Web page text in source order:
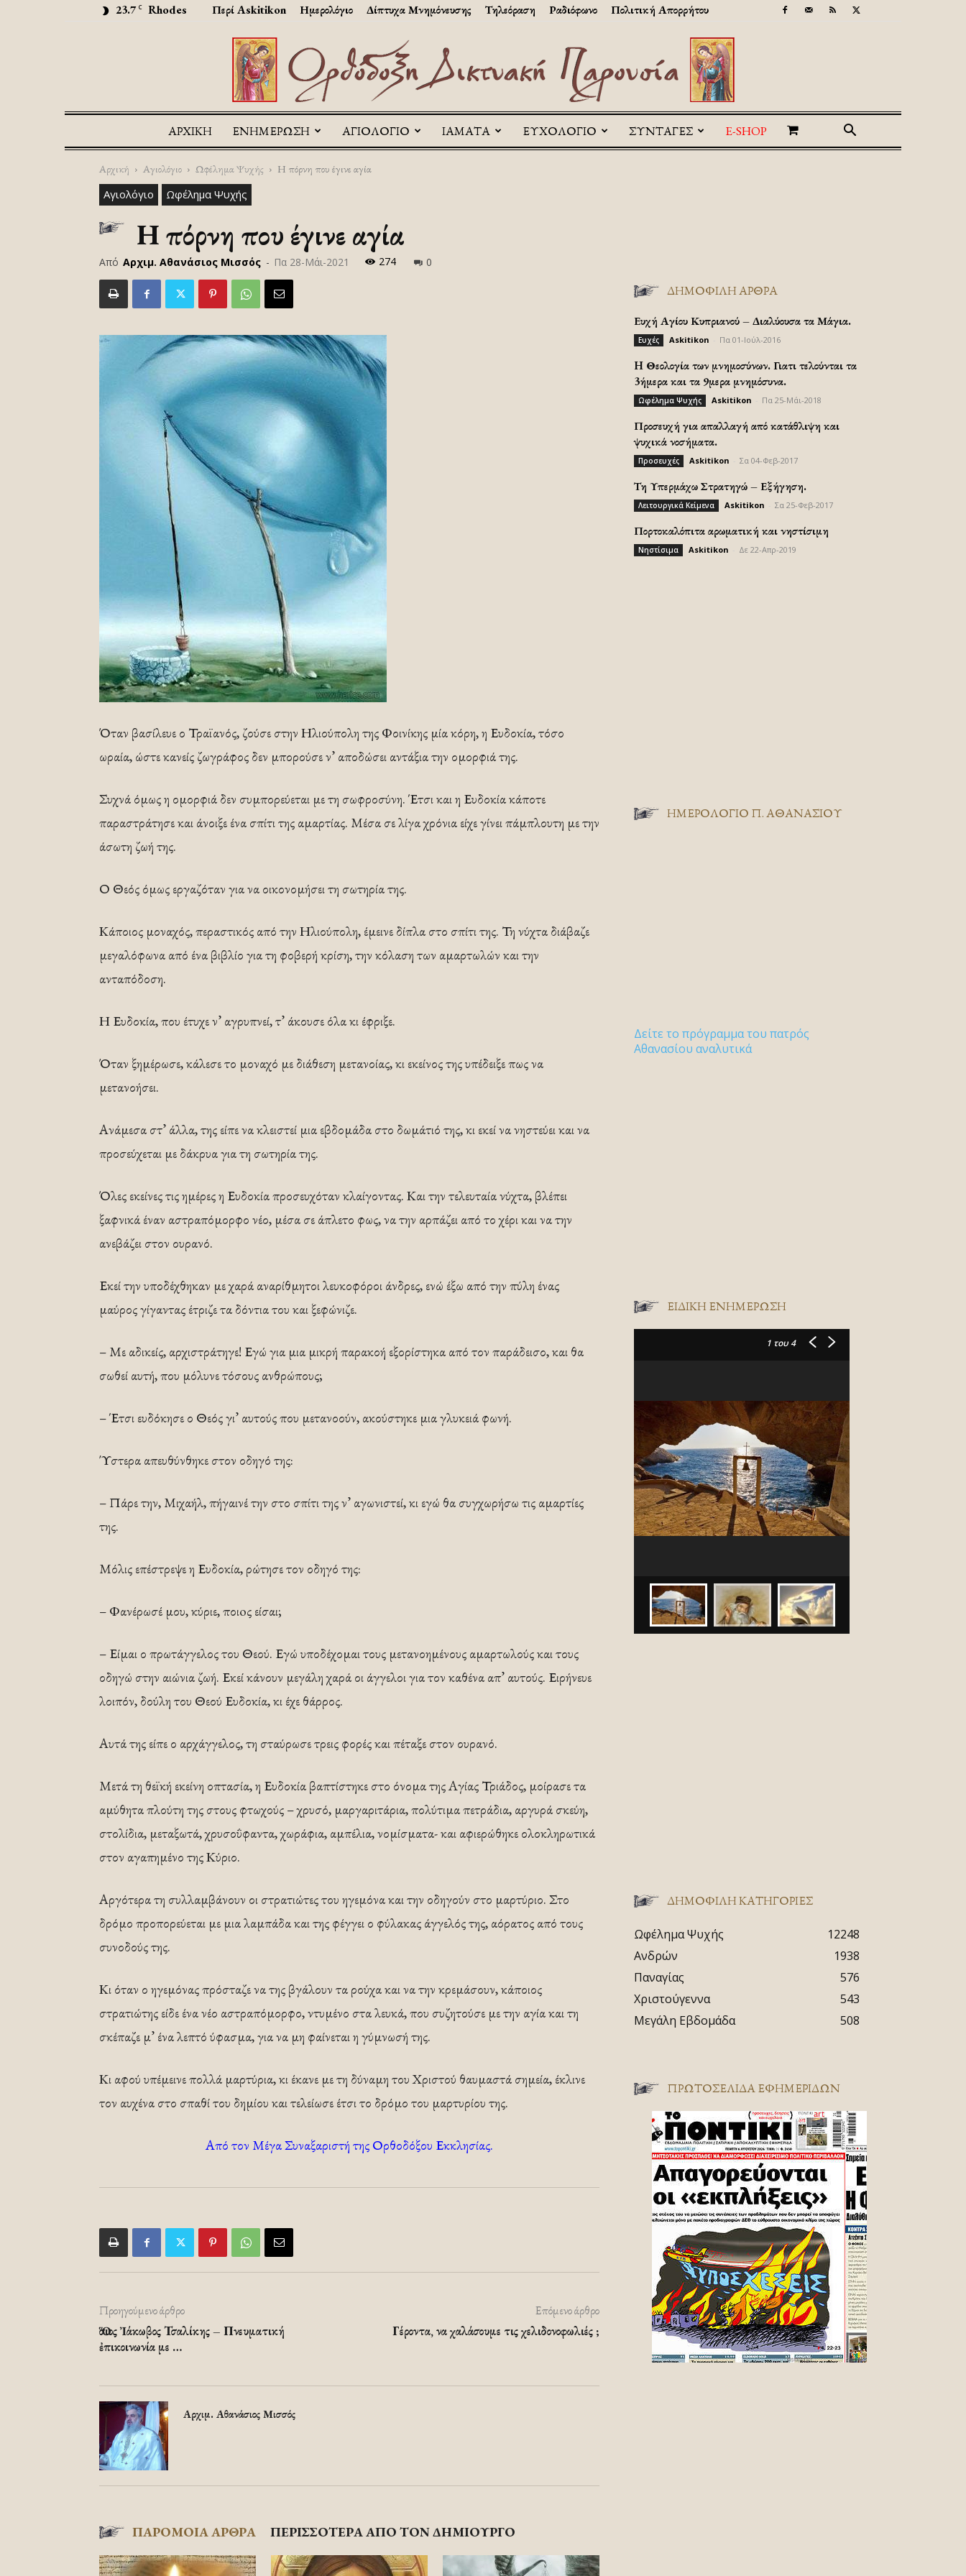
23.7 C Rhodes Περί Askitikon Ημερολόγιο Δίπτυχα Μνημόνευσης Τηλεόραση Ραδιόφωνο Πολιτική Απορρήτου
Askitikon
ΑΡΧΙΚΉ ΕΝΗΜΕΡΩΣΗ ΑΓΙΟΛΟΓΙΟ ΙΑΜΑΤΑ ΕΥΧΟΛΟΓΙΟ ΣΥΝΤΑΓΕΣ E-SHOP
Αρχική Αγιολόγιο Ωφέλημα Ψυχής Η πόρνη που έγινε αγία
Αγιολόγιο Ωφέλημα Ψυχής
Η πόρνη που έγινε αγία
Από Αρχιμ. Αθανάσιος Μισσός - Πα 28-Μάι-2021 274 0
Όταν βασίλευε ο Τραϊανός, ζούσε στην Ηλιούπολη της Φοινίκης μία κόρη, η Ευδοκία, τόσο
ωραία, ώστε κανείς ζωγράφος δεν μπορούσε ν’ αποδώσει αντάξια την ομορφιά της.
Συχνά όμως η ομορφιά δεν συμπορεύεται με τη σωφροσύνη. Έτσι και η Ευδοκία κάποτε
παραστράτησε και άνοιξε ένα σπίτι της αμαρτίας. Μέσα σε λίγα χρόνια είχε γίνει πάμπλουτη με την
άσωτη ζωή της.
Ο Θεός όμως εργαζόταν για να οικονομήσει τη σωτηρία της.
Κάποιος μοναχός, περαστικός από την Ηλιούπολη, έμεινε δίπλα στο σπίτι της. Τη νύχτα διάβαζε
μεγαλόφωνα από ένα βιβλίο για τη φοβερή κρίση, την κόλαση των αμαρτωλών και την
ανταπόδοση.
Η Ευδοκία, που έτυχε ν’ αγρυπνεί, τ’ άκουσε όλα κι έφριξε.
Όταν ξημέρωσε, κάλεσε το μοναχό με διάθεση μετανοίας, κι εκείνος της υπέδειξε πως να
μετανοήσει.
Ανάμεσα στ’ άλλα, της είπε να κλειστεί μια εβδομάδα στο δωμάτιό της, κι εκεί να νηστεύει και να
προσεύχεται με δάκρυα για τη σωτηρία της.
Όλες εκείνες τις ημέρες η Ευδοκία προσευχόταν κλαίγοντας. Και την τελευταία νύχτα, βλέπει
ξαφνικά έναν αστραπόμορφο νέο, μέσα σε άπλετο φως, να την αρπάζει από το χέρι και να την
ανεβάζει στον ουρανό.
Εκεί την υποδέχθηκαν με χαρά αναρίθμητοι λευκοφόροι άνδρες, ενώ έξω από την πύλη ένας
μαύρος γίγαντας έτριζε τα δόντια του και ξεφώνιζε.
– Με αδικείς, αρχιστράτηγε! Εγώ για μια μικρή παρακοή εξορίστηκα από τον παράδεισο, και θα
σωθεί αυτή, που μόλυνε τόσους ανθρώπους;
– Έτσι ευδόκησε ο Θεός γι’ αυτούς που μετανοούν, ακούστηκε μια γλυκειά φωνή.
Ύστερα απευθύνθηκε στον οδηγό της:
– Πάρε την, Μιχαήλ, πήγαινέ την στο σπίτι της ν’ αγωνιστεί, κι εγώ θα συγχωρήσω τις αμαρτίες
της.
Μόλις επέστρεψε η Ευδοκία, ρώτησε τον οδηγό της:
– Φανέρωσέ μου, κύριε, ποιoς είσαι;
– Είμαι ο πρωτάγγελος του Θεού. Εγώ υποδέχομαι τους μετανοημένους αμαρτωλούς και τους
οδηγώ στην αιώνια ζωή. Εκεί κάνουν μεγάλη χαρά οι άγγελοι για τον καθένα απ’ αυτούς. Ειρήνευε
λοιπόν, δούλη του Θεού Ευδοκία, κι έχε θάρρος.
Αυτά της είπε ο αρχάγγελος, τη σταύρωσε τρεις φορές και πέταξε στον ουρανό.
Μετά τη θεϊκή εκείνη οπτασία, η Ευδοκία βαπτίστηκε στο όνομα της Aγίας Τριάδος, μοίρασε τα
αμύθητα πλούτη της στους φτωχούς – χρυσό, μαργαριτάρια, πολύτιμα πετράδια, αργυρά σκεύη,
στολίδια, μεταξωτά, χρυσοΰφαντα, χωράφια, αμπέλια, νομίσματα- και αφιερώθηκε ολοκληρωτικά
στον αγαπημένο της Κύριο.
Αργότερα τη συλλαμβάνουν οι στρατιώτες του ηγεμόνα και την οδηγούν στο μαρτύριο. Στο
δρόμο προπορεύεται με μια λαμπάδα και της φέγγει ο φύλακας άγγελός της, αόρατος από τους
συνοδούς της.
Κι όταν ο ηγεμόνας πρόσταζε να της βγάλουν τα ρούχα και να την κρεμάσουν, κάποιος
στρατιώτης είδε ένα νέο αστραπόμορφο, ντυμένο στα λευκά, που συζητούσε με την αγία και τη
σκέπαζε μ’ ένα λεπτό ύφασμα, για να μη φαίνεται η γύμνωσή της.
Κι αφού υπέμεινε πολλά μαρτύρια, κι έκανε με τη δύναμη του Χριστού θαυμαστά σημεία, έκλινε
τον αυχένα στο σπαθί του δημίου και τελείωσε έτσι το δρόμο του μαρτυρίου της.
Από τον Μέγα Συναξαριστή της Ορθοδόξου Εκκλησίας.
Προηγούμενο άρθρο
Ὅσιος Ἰάκωβος Τσαλίκης – Πνευματική
ἐπικοινωνία με …
Επόμενο άρθρο
Γέροντα, να χαλάσουμε τις χελιδονοφωλιές ;
Αρχιμ. Αθανάσιος Μισσός
ΠΑΡΟΜΟΙΑ ΑΡΘΡΑ ΠΕΡΙΣΣΟΤΕΡΑ ΑΠΟ ΤΟΝ ΔΗΜΙΟΥΡΓΟ
ΔΗΜΟΦΙΛΗ ΑΡΘΡΑ
Ευχή Αγίου Κυπριανού – Διαλύουσα τα Μάγια.
Ευχές Askitikon Πα 01-Ιούλ-2016
H Θεολογία των μνημοσύνων. Γιατι τελούνται τα
3ήμερα και τα 9μερα μνημόσυνα.
Ωφέλημα Ψυχής Askitikon Πα 25-Μάι-2018
Προσευχή για απαλλαγή από κατάθλιψη και
ψυχικά νοσήματα.
Προσευχές Askitikon Σα 04-Φεβ-2017
Τη Υπερμάχω Στρατηγώ – Εξήγηση.
Λειτουργικά Κείμενα Askitikon Σα 25-Φεβ-2017
Πορτοκαλόπιτα αρωματική και νηστίσιμη
Νηστίσιμα Askitikon Δε 22-Απρ-2019
ΗΜΕΡΟΛΟΓΙΟ Π. ΑΘΑΝΑΣΙΟΥ
Δείτε το πρόγραμμα του πατρός
Αθανασίου αναλυτικά
ΕΙΔΙΚΉ ΕΝΗΜΈΡΩΣΗ
1 του 4
ΔΗΜΟΦΙΛΗ ΚΑΤΗΓΟΡΙΕΣ
Ωφέλημα Ψυχής
12248
Ανδρών
1938
Παναγίας
576
Χριστούγεννα
543
Μεγάλη Εβδομάδα
508
ΠΡΩΤΟΣΈΛΙΔΑ ΕΦΗΜΕΡΊΔΩΝ